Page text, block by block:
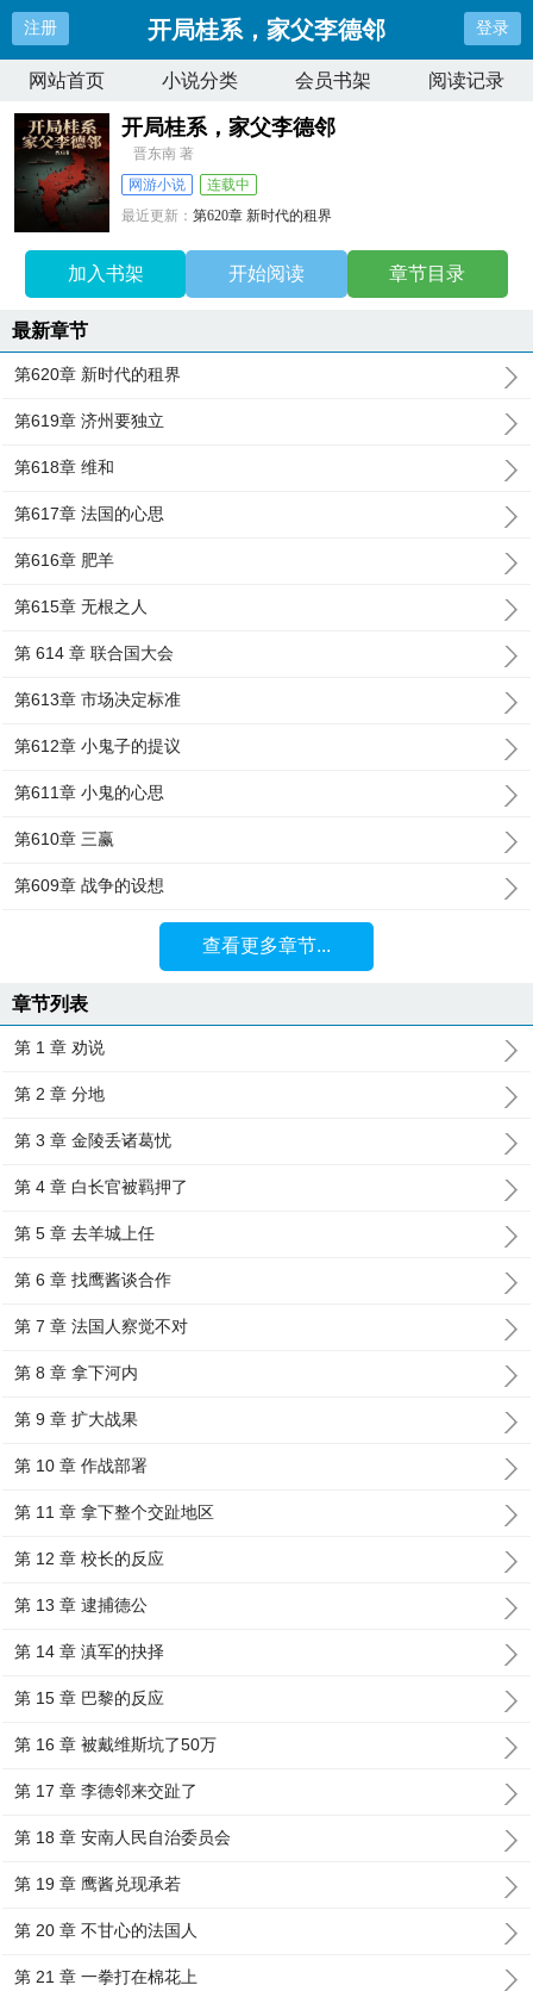
注册 开局桂系，家父李德邻 登录
网站首页 小说分类 会员书架 阅读记录
开局桂系，家父李德邻
晋东南 著
网游小说
连载中
最近更新：第620章 新时代的租界
加入书架 开始阅读 章节目录
最新章节
第620章 新时代的租界
第619章 济州要独立
第618章 维和
第617章 法国的心思
第616章 肥羊
第615章 无根之人
第 614 章 联合国大会
第613章 市场决定标准
第612章 小鬼子的提议
第611章 小鬼的心思
第610章 三赢
第609章 战争的设想
查看更多章节...
章节列表
第 1 章 劝说
第 2 章 分地
第 3 章 金陵丢诸葛忧
第 4 章 白长官被羁押了
第 5 章 去羊城上任
第 6 章 找鹰酱谈合作
第 7 章 法国人察觉不对
第 8 章 拿下河内
第 9 章 扩大战果
第 10 章 作战部署
第 11 章 拿下整个交趾地区
第 12 章 校长的反应
第 13 章 逮捕德公
第 14 章 滇军的抉择
第 15 章 巴黎的反应
第 16 章 被戴维斯坑了50万
第 17 章 李德邻来交趾了
第 18 章 安南人民自治委员会
第 19 章 鹰酱兑现承若
第 20 章 不甘心的法国人
第 21 章 一拳打在棉花上